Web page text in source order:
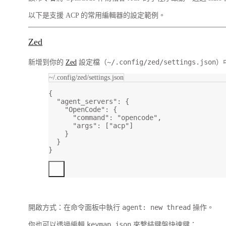
以下是支援 ACP 的常用編輯器的設定範例。
Zed
新增到你的 Zed 設定檔（~/.config/zed/settings.json）
~/.config/zed/settings.json
{
"agent_servers" : {
"OpenCode" : {
"command" : "opencode" ,
"args" : [ "acp" ]
}
}
}
開啟方式：在命令面板中執行 agent: new thread 操作。